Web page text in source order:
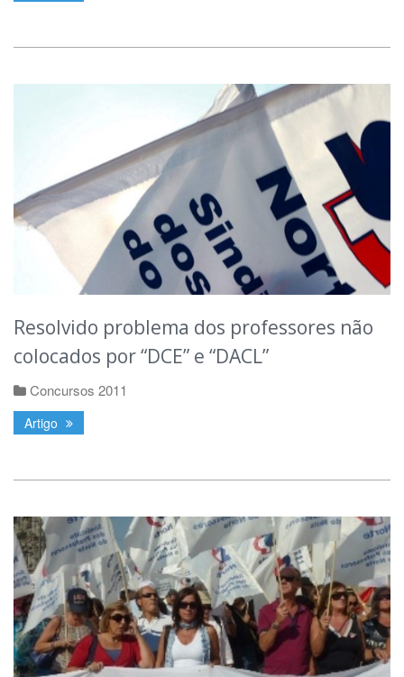
Resolvido problema dos professores não
colocados por “DCE” e “DACL”
Concursos 2011
Artigo